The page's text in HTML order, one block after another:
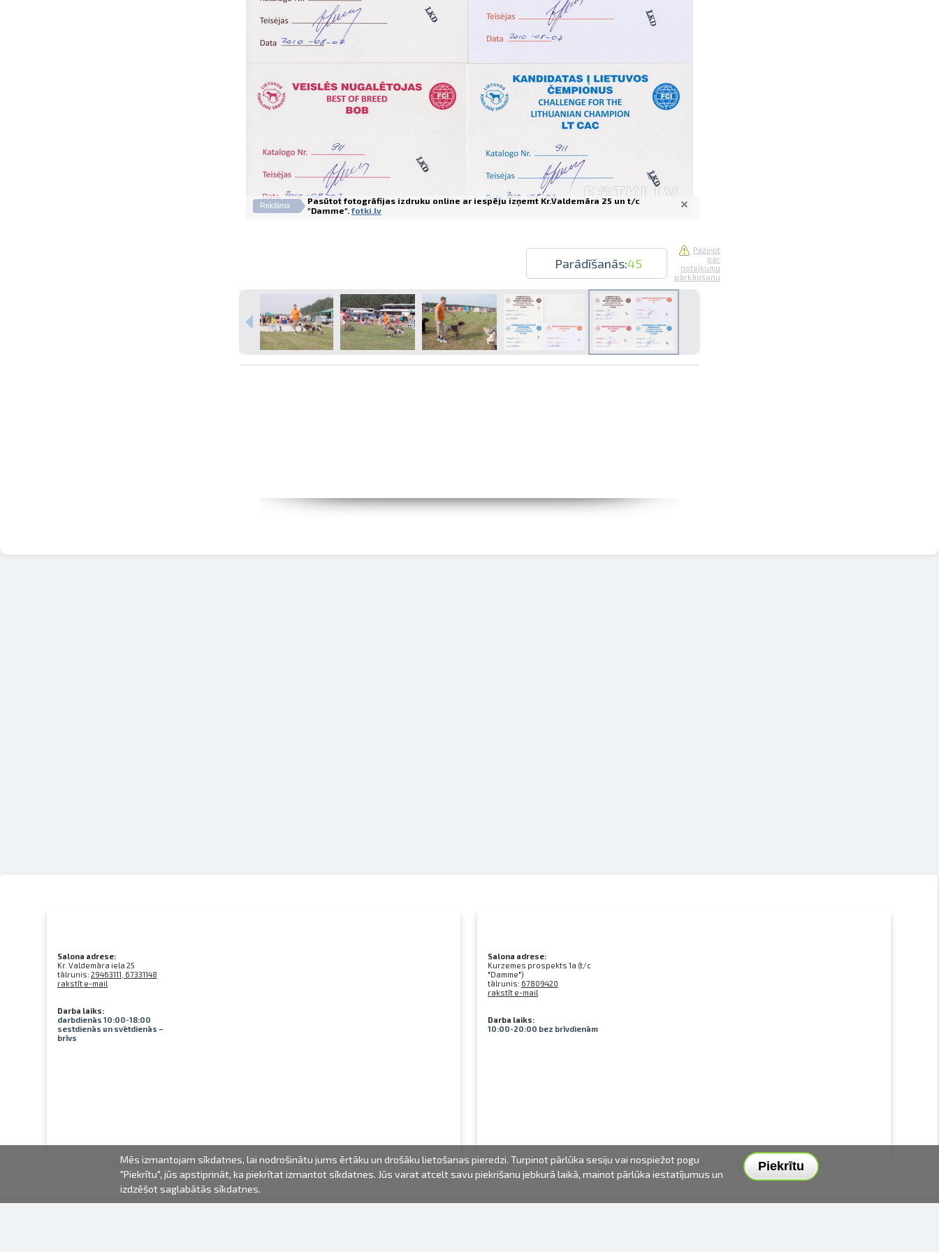
Izdrukas 1h laikā Rīgā – pasūtiet tiešsaistē
Dažādi formāti un papīra veidi jūsu foto
Piegāde visā Latvijā vai saņemšana klātienē
Reklāma
Pasūtot fotogrāfijas izdruku online ar iespēju izņemt Kr.Valdemāra 25 un t/c
"Damme". fotki.lv
Parādīšanās:45
Paziņot
par
noteikumu
pārkāpšanu
Salona adrese:
Kr. Valdemāra iela 25
tālrunis: 29463111, 67331148
rakstīt e-mail
Darba laiks:
darbdienās 10:00-18:00
sestdienās un svētdienās –
brīvs
Salona adrese:
Kurzemes prospekts 1a (t/c
"Damme")
tālrunis: 67809420
rakstīt e-mail
Darba laiks:
10:00-20:00 bez brīvdienām
Piekrītu
Mēs izmantojam sīkdatnes, lai nodrošinātu jums ērtāku un drošāku lietošanas pieredzi. Turpinot pārlūka sesiju vai nospiežot pogu
"Piekrītu", jūs apstiprināt, ka piekrītat izmantot sīkdatnes. Jūs varat atcelt savu piekrišanu jebkurā laikā, mainot pārlūka iestatījumus un
izdzēšot saglabātās sīkdatnes.